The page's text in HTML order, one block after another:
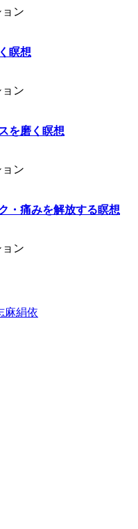
ン
瞑想
ン
を磨く瞑想
ン
・痛みを解放する瞑想
ン
麻絹依